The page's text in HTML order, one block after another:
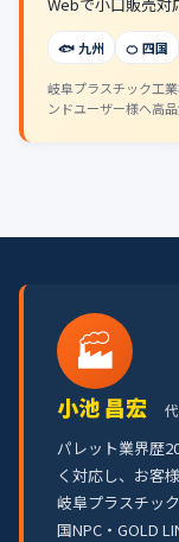
🐟 九州 🍊 四国
岐阜プラスチック工
ンドユーザー様へ高
🏭
小池 昌宏
パレット業界歴
く対応し、お客
岐阜プラスチッ
国NPC・GOLD